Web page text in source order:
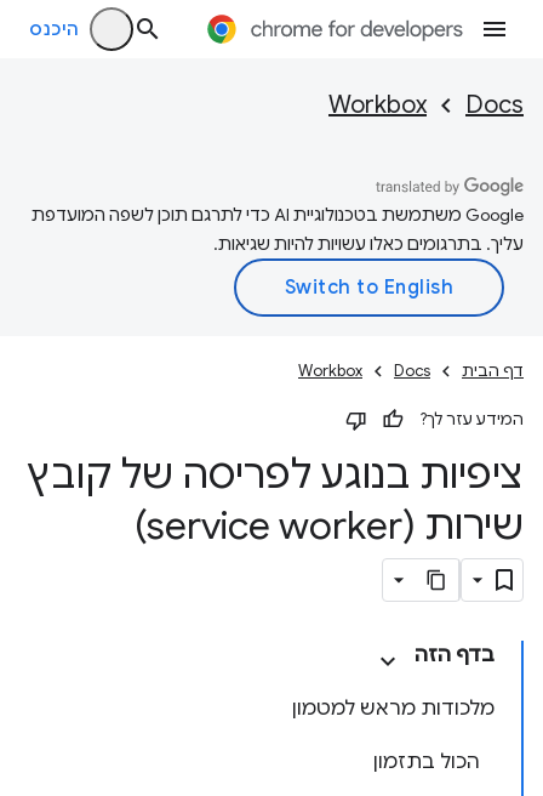
היכנס
Docs
Workbox
‫Google משתמשת בטכנולוגיית AI כדי לתרגם תוכן לשפה המועדפת
עליך. בתרגומים כאלו עשויות להיות שגיאות.
דף הבית Docs
Workbox
המידע עזר לך?
ציפיות בנוגע לפריסה של קובץ
שירות (service worker)
בדף הזה
מלכודות מראש למטמון
הכול בתזמון